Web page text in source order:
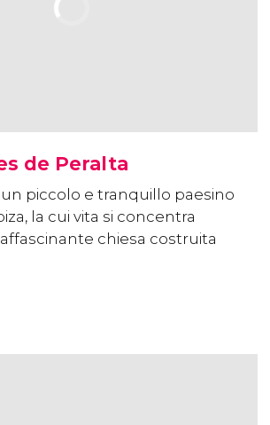
de Peralta
un piccolo e tranquillo paesino
la cui vita si concentra
chiesa costruita